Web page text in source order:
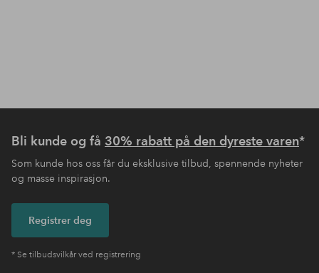
Bli kunde og få 30% rabatt på den dyreste varen*
Som kunde hos oss får du eksklusive tilbud, spennende nyheter
og masse inspirasjon.
Registrer deg
* Se tilbudsvilkår ved registrering